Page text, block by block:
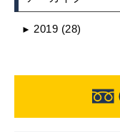
► 2019 (28)